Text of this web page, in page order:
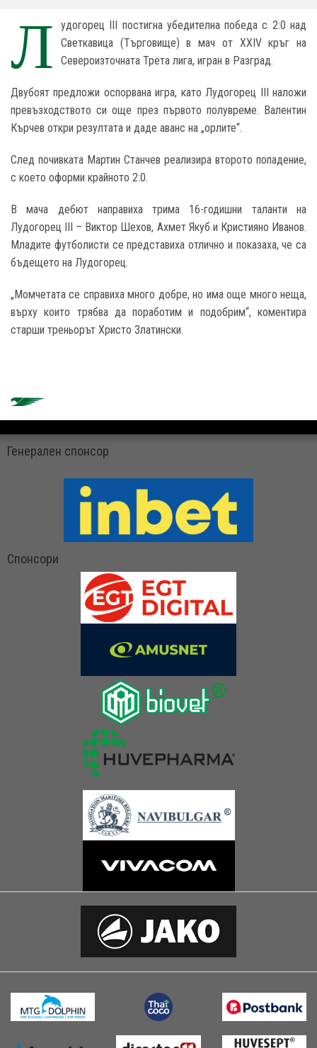
Л
удогорец III постигна убедителна победа с 2:0 над
Светкавица (Търговище) в мач от XXIV кръг на
Североизточната Трета лига, игран в Разград.
Двубоят предложи оспорвана игра, като Лудогорец III наложи
превъзходството си още през първото полувреме. Валентин
Кърчев откри резултата и даде аванс на „орлите“.
След почивката Мартин Станчев реализира второто попадение,
с което оформи крайното 2:0.
В мача дебют направиха трима 16-годишни таланти на
Лудогорец III – Виктор Шехов, Ахмет Якуб и Кристияно Иванов.
Младите футболисти се представиха отлично и показаха, че са
бъдещето на Лудогорец.
„Момчетата се справиха много добре, но има още много неща,
върху които трябва да поработим и подобрим“, коментира
старши треньорът Христо Златински.
Генерален спонсор
Спонсори